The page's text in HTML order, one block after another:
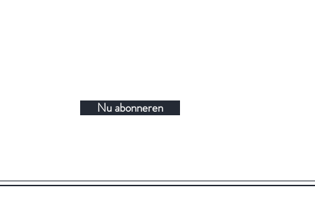
Nu abonneren